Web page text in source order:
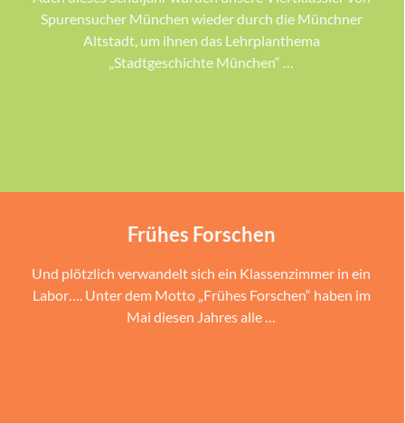
Spurensucher München wieder durch die Münchner
Altstadt, um ihnen das Lehrplanthema
„Stadtgeschichte München“ …
Frühes Forschen
Und plötzlich verwandelt sich ein Klassenzimmer in ein
Labor…. Unter dem Motto „Frühes Forschen“ haben im
Mai diesen Jahres alle …